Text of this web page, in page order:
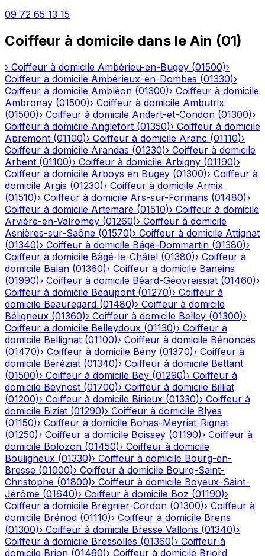
09 72 65 13 15
Coiffeur à domicile dans le Ain (01)
› Coiffeur à domicile Ambérieu-en-Bugey (01500)›
Coiffeur à domicile Ambérieux-en-Dombes (01330)›
Coiffeur à domicile Ambléon (01300)› Coiffeur à domicile
Ambronay (01500)› Coiffeur à domicile Ambutrix
(01500)› Coiffeur à domicile Andert-et-Condon (01300)›
Coiffeur à domicile Anglefort (01350)› Coiffeur à domicile
Apremont (01100)› Coiffeur à domicile Aranc (01110)›
Coiffeur à domicile Arandas (01230)› Coiffeur à domicile
Arbent (01100)› Coiffeur à domicile Arbigny (01190)›
Coiffeur à domicile Arboys en Bugey (01300)› Coiffeur à
domicile Argis (01230)› Coiffeur à domicile Armix
(01510)› Coiffeur à domicile Ars-sur-Formans (01480)›
Coiffeur à domicile Artemare (01510)› Coiffeur à domicile
Arvière-en-Valromey (01260)› Coiffeur à domicile
Asnières-sur-Saône (01570)› Coiffeur à domicile Attignat
(01340)› Coiffeur à domicile Bâgé-Dommartin (01380)›
Coiffeur à domicile Bâgé-le-Châtel (01380)› Coiffeur à
domicile Balan (01360)› Coiffeur à domicile Baneins
(01990)› Coiffeur à domicile Béard-Géovreissiat (01460)›
Coiffeur à domicile Beaupont (01270)› Coiffeur à
domicile Beauregard (01480)› Coiffeur à domicile
Béligneux (01360)› Coiffeur à domicile Belley (01300)›
Coiffeur à domicile Belleydoux (01130)› Coiffeur à
domicile Bellignat (01100)› Coiffeur à domicile Bénonces
(01470)› Coiffeur à domicile Bény (01370)› Coiffeur à
domicile Béréziat (01340)› Coiffeur à domicile Bettant
(01500)› Coiffeur à domicile Bey (01290)› Coiffeur à
domicile Beynost (01700)› Coiffeur à domicile Billiat
(01200)› Coiffeur à domicile Birieux (01330)› Coiffeur à
domicile Biziat (01290)› Coiffeur à domicile Blyes
(01150)› Coiffeur à domicile Bohas-Meyriat-Rignat
(01250)› Coiffeur à domicile Boissey (01190)› Coiffeur à
domicile Bolozon (01450)› Coiffeur à domicile
Bouligneux (01330)› Coiffeur à domicile Bourg-en-
Bresse (01000)› Coiffeur à domicile Bourg-Saint-
Christophe (01800)› Coiffeur à domicile Boyeux-Saint-
Jérôme (01640)› Coiffeur à domicile Boz (01190)›
Coiffeur à domicile Brégnier-Cordon (01300)› Coiffeur à
domicile Brénod (01110)› Coiffeur à domicile Brens
(01300)› Coiffeur à domicile Bresse Vallons (01340)›
Coiffeur à domicile Bressolles (01360)› Coiffeur à
domicile Brion (01460)› Coiffeur à domicile Briord